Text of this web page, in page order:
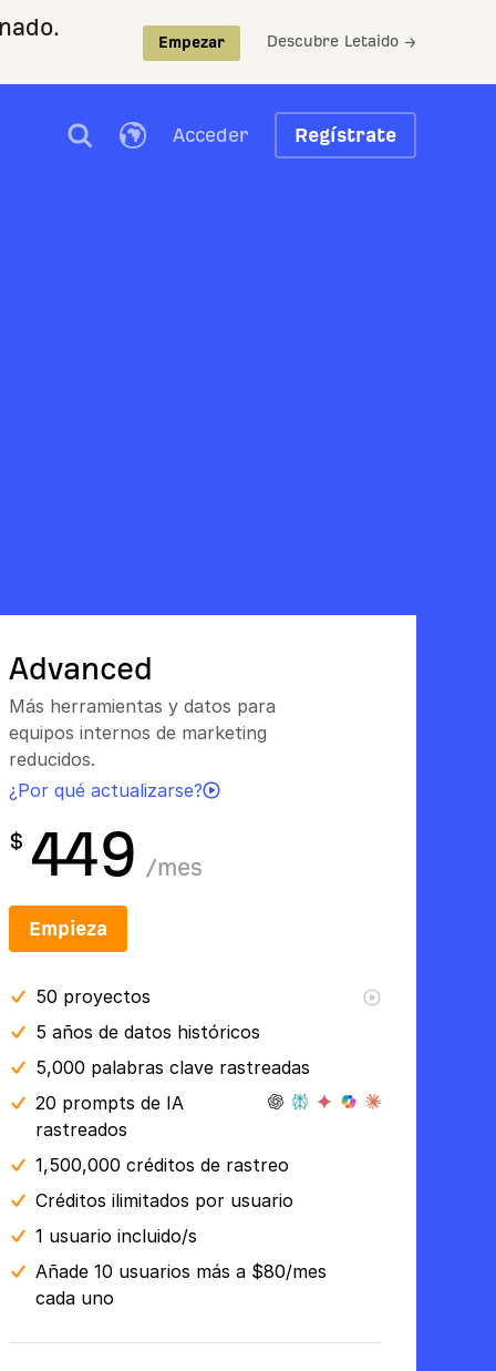
Empezar Descubre Letaido →
Acceder Regístrate
Advanced
Más herramientas y datos para
equipos internos de marketing
reducidos.
¿Por qué actualizarse?
$ 449 /mes
Empieza
50 proyectos
5 años de datos históricos
5,000 palabras clave rastreadas
20 prompts de IA
rastreados
1,500,000 créditos de rastreo
Créditos ilimitados por usuario
1 usuario incluido/s
Añade 10 usuarios más a $80/mes
cada uno